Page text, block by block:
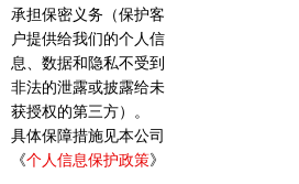
承担保密义务（保护客
户提供给我们的个人信
息、数据和隐私不受到
非法的泄露或披露给未
获授权的第三方）。
具体保障措施见本公司
《个人信息保护政策》